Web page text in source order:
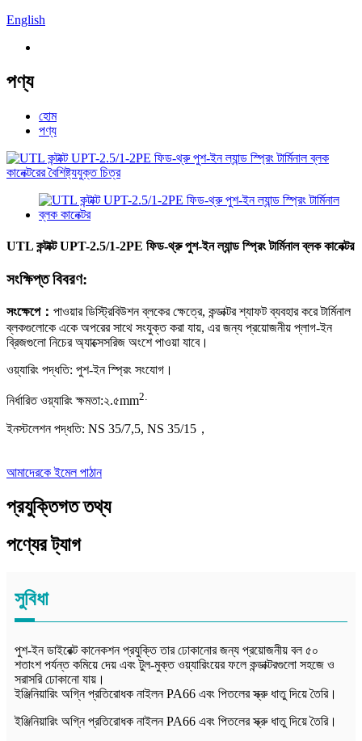
English
পণ্য
হোম
পণ্য
UTL কন্টাক্ট UPT-2.5/1-2PE ফিড-থ্রু পুশ-ইন ল্যান্ড স্প্রিং টার্মিনাল ব্লক কানেক্টর
সংক্ষিপ্ত বিবরণ:
সংক্ষেপে： পাওয়ার ডিস্ট্রিবিউশন ব্লকের ক্ষেত্রে, কন্ডাক্টর শ্যাফট ব্যবহার করে টার্মিনাল
ব্লকগুলোকে একে অপরের সাথে সংযুক্ত করা যায়, এর জন্য প্রয়োজনীয় প্লাগ-ইন
ব্রিজগুলো নিচের অ্যাক্সেসরিজ অংশে পাওয়া যাবে।
ওয়্যারিং পদ্ধতি: পুশ-ইন স্প্রিং সংযোগ।
নির্ধারিত ওয়্যারিং ক্ষমতা:২.৫mm2.
ইনস্টলেশন পদ্ধতি: NS 35/7,5, NS 35/15 ，
আমাদেরকে ইমেল পাঠান
প্রযুক্তিগত তথ্য
পণ্যের ট্যাগ
সুবিধা
পুশ-ইন ডাইরেক্ট কানেকশন প্রযুক্তি তার ঢোকানোর জন্য প্রয়োজনীয় বল ৫০
শতাংশ পর্যন্ত কমিয়ে দেয় এবং টুল-মুক্ত ওয়্যারিংয়ের ফলে কন্ডাক্টরগুলো সহজে ও
সরাসরি ঢোকানো যায়।
ইঞ্জিনিয়ারিং অগ্নি প্রতিরোধক নাইলন PA66 এবং পিতলের স্ক্রু ধাতু দিয়ে তৈরি।
ইঞ্জিনিয়ারিং অগ্নি প্রতিরোধক নাইলন PA66 এবং পিতলের স্ক্রু ধাতু দিয়ে তৈরি।